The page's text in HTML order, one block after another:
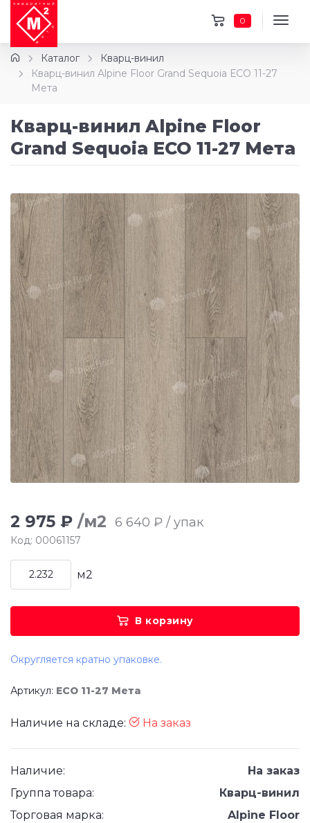
0
Каталог
Кварц-винил
Кварц-винил Alpine Floor Grand Sequoia ЕСО 11-27
Мета
Кварц-винил Alpine Floor
Grand Sequoia ЕСО 11-27 Мета
2 975 ₽ /м2 6 640 ₽ / упак
Код: 00061157
м2
В корзину
Округляется кратно упаковке.
Артикул: ЕСО 11-27 Мета
Наличие на складе: На заказ
Наличие:
На заказ
Группа товара:
Кварц-винил
Торговая марка:
Alpine Floor